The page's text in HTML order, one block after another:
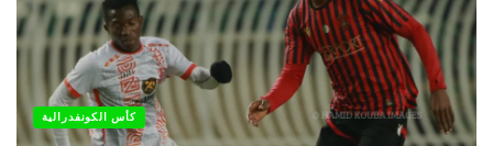
كأس الكونفدرالية